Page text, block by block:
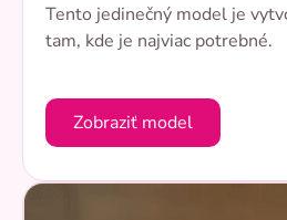
Tento jedinečný model je
tam, kde je najviac potrebné.
Zobraziť model